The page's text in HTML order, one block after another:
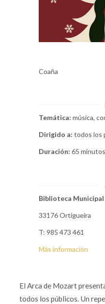
Coaña
Temática: música,
Dirigido a: todos los
Duración: 65 minutos
Biblioteca Municipal
33176 Ortigueira
T: 985 473 461
Más información
El Arca de Mozart
todos los públicos. Un